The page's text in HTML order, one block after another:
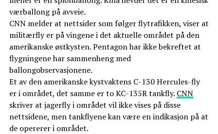
værballong på avveie.
CNN melder at nettsider som følger flytrafikken, viser at
militærfly er på vingene i det aktuelle området på den
amerikanske østkysten. Pentagon har ikke bekreftet at
flygningene har sammenheng med
ballongobservasjonene.
Et av den amerikanske kystvaktens C-130 Hercules-fly
er i området, det samme er to KC-135R tankfly. CNN
skriver at jagerfly i området vil ikke vises på disse
nettsidene, men tankflyene kan være en indikasjon på at
de opererer i området.